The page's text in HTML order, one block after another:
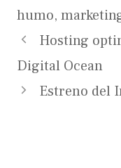
humo,
Hosting
Digital Ocean
Estreno del